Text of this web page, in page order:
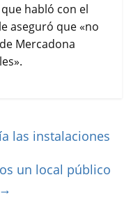
habló con el
aseguró que «no
Mercadona
las instalaciones
un local público
→